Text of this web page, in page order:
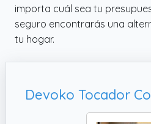
importa cuál sea tu
seguro encontrarás una
tu hogar.